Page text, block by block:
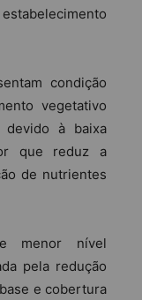
condição
vegetativo
devido à baixa
que reduz a
de nutrientes
menor nível
pela redução
e cobertura